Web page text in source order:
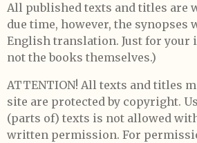
All published texts and titles are
due time, however, the synopses
English translation. Just for your
not the books themselves.)
ATTENTION! All texts and titles
site are protected by copyright.
(parts of) texts is not allowed
written permission. For